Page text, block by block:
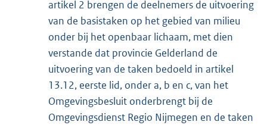
artikel 2 brengen de deelnemers de uitvoering
van de basistaken op het gebied van milieu
onder bij het openbaar lichaam, met dien
verstande dat provincie Gelderland de
uitvoering van de taken bedoeld in artikel
13.12, eerste lid, onder a, b en c, van het
Omgevingsbesluit onderbrengt bij de
Omgevingsdienst Regio Nijmegen en de taken